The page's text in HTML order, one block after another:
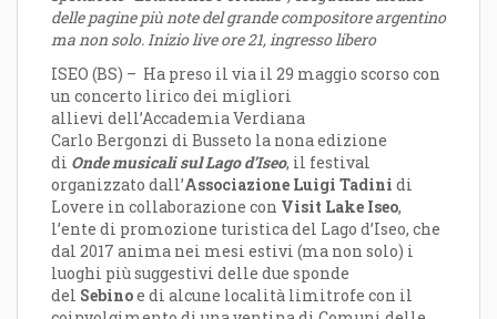
delle pagine più note del grande compositore argentino
ma non solo. Inizio live ore 21, ingresso libero
ISEO (BS) – Ha preso il via il 29 maggio scorso con
un concerto lirico dei migliori
allievi dell’Accademia Verdiana
Carlo Bergonzi di Busseto la nona edizione
di Onde musicali sul Lago d’Iseo, il festival
organizzato dall’Associazione Luigi Tadini di
Lovere in collaborazione con Visit Lake Iseo,
l’ente di promozione turistica del Lago d’Iseo, che
dal 2017 anima nei mesi estivi (ma non solo) i
luoghi più suggestivi delle due sponde
del Sebinoe di alcune località limitrofe con il